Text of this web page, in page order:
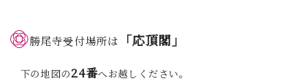
勝尾寺受付場所は 「応頂閣」
下の地図の24番へお越しください。